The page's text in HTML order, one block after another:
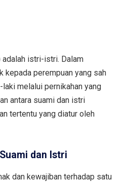
adalah istri-istri. Dalam
kepada perempuan yang sah
melalui pernikahan yang
antara suami dan istri
tertentu yang diatur oleh
dan Istri
dan kewajiban terhadap satu